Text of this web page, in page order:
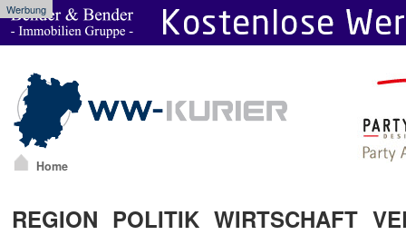
Werbung
Home
REGION POLITIK WIRTSCHAFT